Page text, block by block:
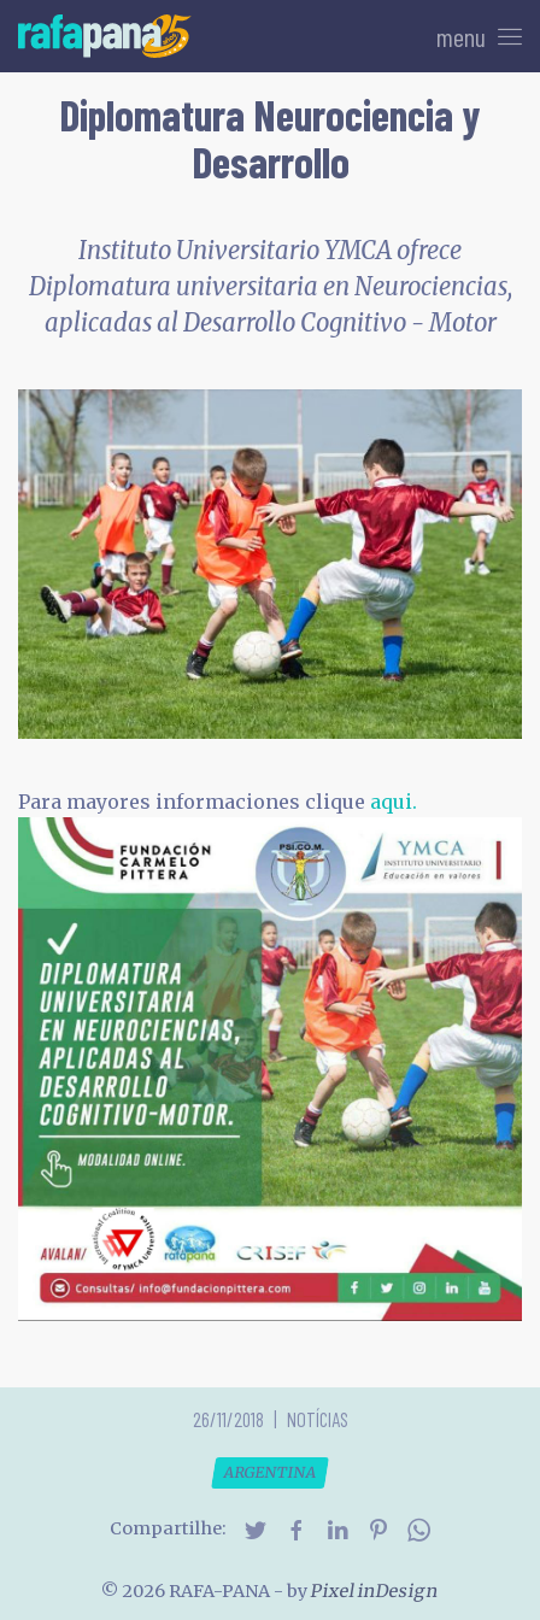
menu
Diplomatura Neurociencia y
Desarrollo
Instituto Universitario YMCA ofrece
Diplomatura universitaria en Neurociencias,
aplicadas al Desarrollo Cognitivo - Motor
Para mayores informaciones clique aqui.
26/11/2018 NOTÍCIAS
ARGENTINA
Compartilhe:
© 2026 RAFA-PANA - byPixel inDesign